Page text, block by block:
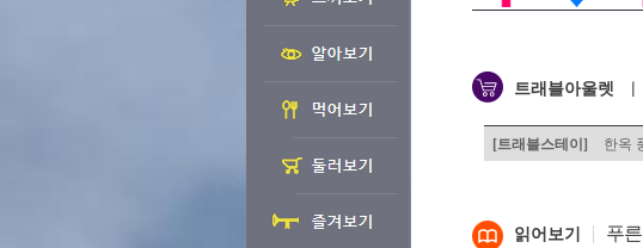
트래블아울렛
[트래블스테이] 한옥
읽어보기 푸